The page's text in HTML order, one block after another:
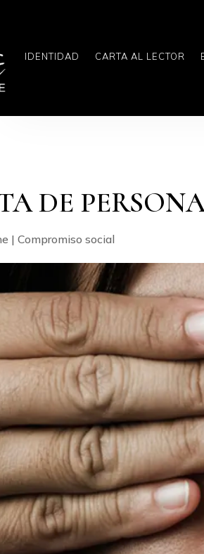
IDENTIDAD CARTA AL LECTOR
DE
|Compromiso social